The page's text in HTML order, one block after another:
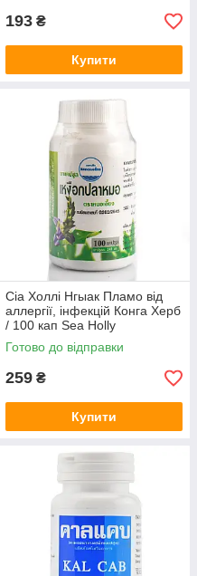
193 ₴
Купити
Сіа Холлі Нгыак Пламо від
аллергії, інфекцій Конга Херб
/ 100 кап Sea Holly
Готово до відправки
259 ₴
Купити